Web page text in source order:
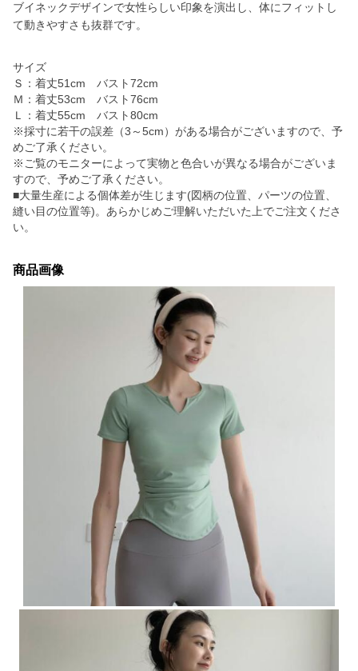
ブイネックデザインで女性らしい印象を演出し、体にフィットし
て動きやすさも抜群です。
サイズ
Ｓ：着丈51cm バスト72cm
Ｍ：着丈53cm バスト76cm
Ｌ：着丈55cm バスト80cm
※採寸に若干の誤差（3～5cm）がある場合がございますので、予
めご了承ください。
※ご覧のモニターによって実物と色合いが異なる場合がございま
すので、予めご了承ください。
■大量生産による個体差が生じます(図柄の位置、パーツの位置、
縫い目の位置等)。あらかじめご理解いただいた上でご注文くださ
い。
商品画像